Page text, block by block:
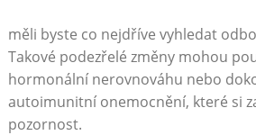
měli byste co nejdříve vyhledat
Takové podezřelé změny mohou
hormonální nerovnováhu nebo
autoimunitní onemocnění, které si
pozornost.